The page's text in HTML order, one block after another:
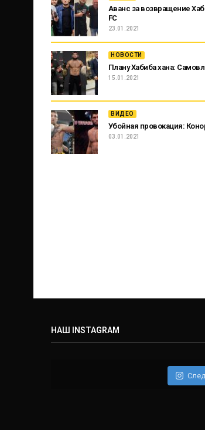
Аванс за возвращение
FC
23.01.2021
НОВОСТИ
Плану Хабиба хана:
15.01.2021
ВИДЕО
Убойная провокация:
03.01.2021
НАШ INSTAGRAM